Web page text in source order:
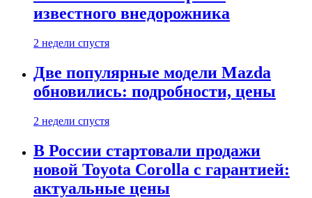
известного внедорожника
2 недели спустя
Две популярные модели Mazda
обновились: подробности, цены
2 недели спустя
В России стартовали продажи
новой Toyota Corolla с гарантией:
актуальные цены